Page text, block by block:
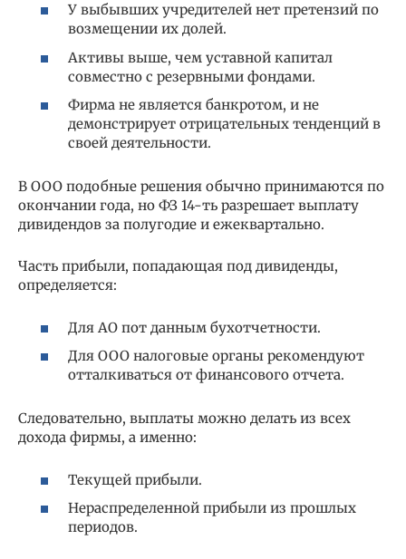
У выбывших учредителей нет претензий по
возмещении их долей.
Активы выше, чем уставной капитал
совместно с резервными фондами.
Фирма не является банкротом, и не
демонстрирует отрицательных тенденций в
своей деятельности.
В ООО подобные решения обычно принимаются по
окончании года, но ФЗ 14-ть разрешает выплату
дивидендов за полугодие и ежеквартально.
Часть прибыли, попадающая под дивиденды,
определяется:
Для АО пот данным бухотчетности.
Для ООО налоговые органы рекомендуют
отталкиваться от финансового отчета.
Следовательно, выплаты можно делать из всех
дохода фирмы, а именно:
Текущей прибыли.
Нераспределенной прибыли из прошлых
периодов.